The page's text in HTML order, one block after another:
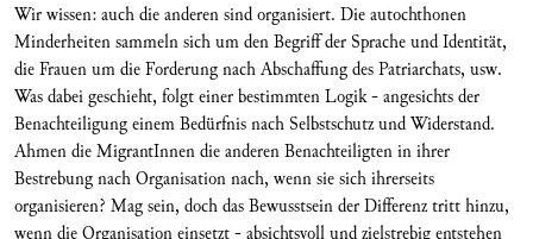
Wir wissen: auch die anderen sind organisiert. Die autochthonen
Minderheiten sammeln sich um den Begriff der Sprache und Identität,
die Frauen um die Forderung nach Abschaffung des Patriarchats, usw.
Was dabei geschieht, folgt einer bestimmten Logik - angesichts der
Benachteiligung einem Bedürfnis nach Selbstschutz und Widerstand.
Ahmen die MigrantInnen die anderen Benachteiligten in ihrer
Bestrebung nach Organisation nach, wenn sie sich ihrerseits
organisieren? Mag sein, doch das Bewusstsein der Differenz tritt hinzu,